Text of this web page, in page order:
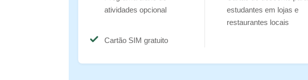
atividades opcional
estudantes em lojas e
restaurantes locais
Cartão SIM gratuito